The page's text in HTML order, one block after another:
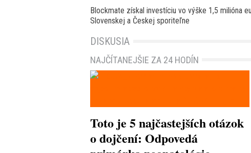
Blockmate získal investíciu vo výške 1,5 milióna
Slovenskej a Českej sporiteľne
DISKUSIA
NAJČÍTANEJŠIE ZA 24 HODÍN
Toto je 5 najčastejších otázok
o dojčení: Odpovedá